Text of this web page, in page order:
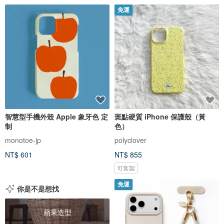
智慧型手機外殼 Apple 象牙色 定
制
monotoe-jp
NT$ 601
免運
斑點硬質 iPhone 保護殼（黃
色）
polyclover
NT$ 855
可客製
你是不是想找
蘋果造型
免運